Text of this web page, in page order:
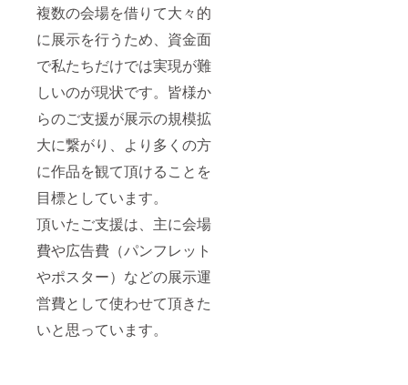
複数の会場を借りて大々的
に展示を行うため、資金面
で私たちだけでは実現が難
しいのが現状です。皆様か
らのご支援が展示の規模拡
大に繋がり、より多くの方
に作品を観て頂けることを
目標としています。
頂いたご支援は、主に会場
費や広告費（パンフレット
やポスター）などの展示運
営費として使わせて頂きた
いと思っています。